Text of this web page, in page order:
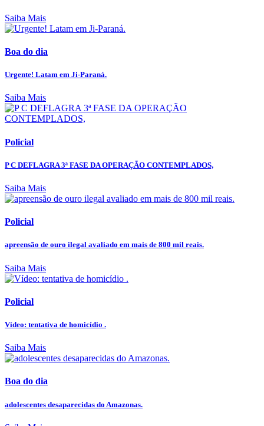
Saiba Mais
Boa do dia
Urgente! Latam em Ji-Paraná.
Saiba Mais
Policial
P C DEFLAGRA 3ª FASE DA OPERAÇÃO CONTEMPLADOS,
Saiba Mais
Policial
apreensão de ouro ilegal avaliado em mais de 800 mil reais.
Saiba Mais
Policial
Vídeo: tentativa de homicídio .
Saiba Mais
Boa do dia
adolescentes desaparecidas do Amazonas.